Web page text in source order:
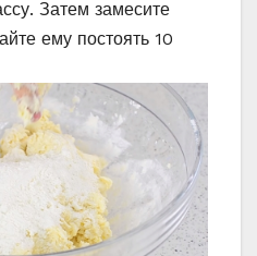
Затем замесите
ему постоять 10